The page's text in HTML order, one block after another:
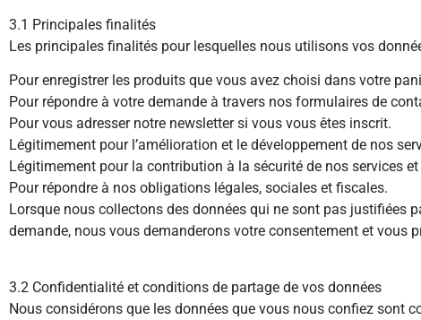
3.1 Principales finalités
Les principales finalités pour lesquelles nous utilisons vos
Pour enregistrer les produits que vous avez choisi dans votre
Pour répondre à votre demande à travers nos formulaires de
Pour vous adresser notre newsletter si vous vous êtes inscrit.
Légitimement pour l’amélioration et le développement de nos
Légitimement pour la contribution à la sécurité de nos services
Pour répondre à nos obligations légales, sociales et fiscales.
Lorsque nous collectons des données qui ne sont pas justifiées
demande, nous vous demanderons votre consentement et vous
3.2 Confidentialité et conditions de partage de vos données
Nous considérons que les données que vous nous confiez sont